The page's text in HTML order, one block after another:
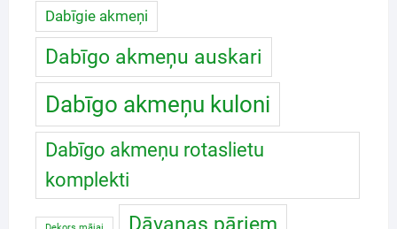
Dabīgie akmeņi
Dabīgo akmeņu auskari
Dabīgo akmeņu kuloni
Dabīgo akmeņu rotaslietu
komplekti
Dāvanas pāriem